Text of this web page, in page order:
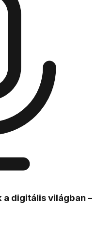
a digitális világban –